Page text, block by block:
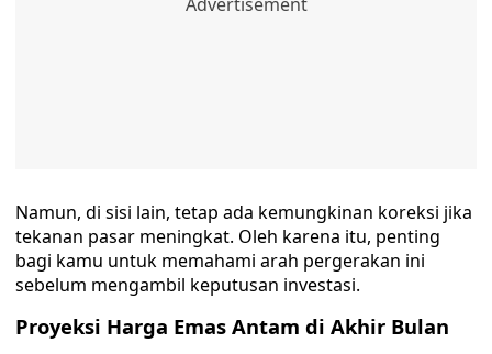
Namun, di sisi lain, tetap ada kemungkinan koreksi jika
tekanan pasar meningkat. Oleh karena itu, penting
bagi kamu untuk memahami arah pergerakan ini
sebelum mengambil keputusan investasi.
Proyeksi Harga Emas Antam di Akhir Bulan